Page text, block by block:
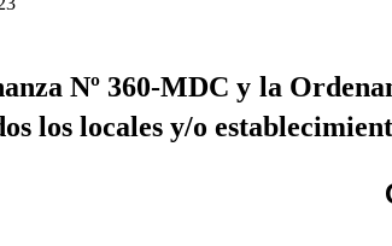
Nº 360-MDC y la
los locales y/o